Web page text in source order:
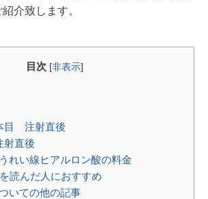
介致します。
目次 [非表示]
目 注射直後
射直後
れい線ヒアルロン酸の料金
読んだ人におすすめ
いての他の記事